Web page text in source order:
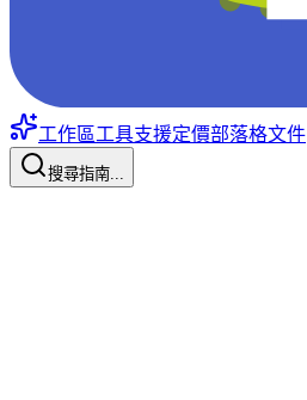
工作區工具支援定價部落格文件
搜尋指南...